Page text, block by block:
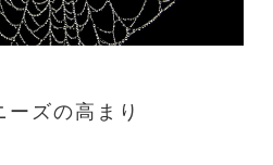
ズの高まり